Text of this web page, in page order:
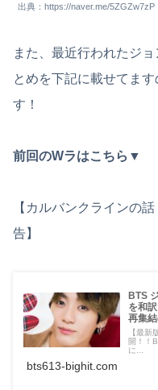
出典：https://naver.me/5ZGZw7zP
また、最近行われたジ
とめを下記に載せてま
す！
前回のWラはこちら▼
【カルバンクラインの
告】
BTS
を和
再集結
【最新
開！！
に...
bts613-bighit.com